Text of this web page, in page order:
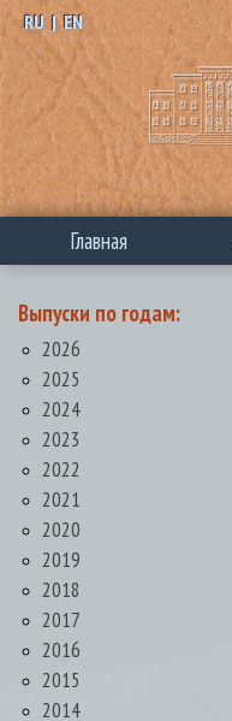
RU | EN
Главная
Выпуски по годам:
2026
2025
2024
2023
2022
2021
2020
2019
2018
2017
2016
2015
2014